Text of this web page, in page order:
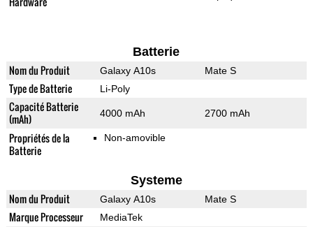
Batterie
Nom du Produit Galaxy A10s Mate S
Type de Batterie Li-Poly
Capacité Batterie
(mAh)
4000 mAh 2700 mAh
Propriétés de la
Batterie
Non-amovible
Systeme
Nom du Produit Galaxy A10s Mate S
Marque Processeur MediaTek